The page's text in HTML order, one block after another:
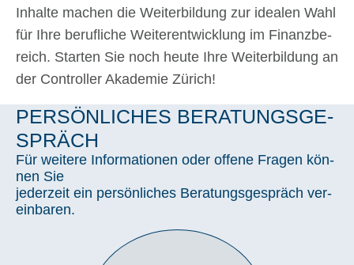
Inhal­te machen die Wei­ter­bil­dung zur idea­len Wahl
für Ihre beruf­li­che Wei­ter­ent­wick­lung im Finanz­be­
reich. Star­ten Sie noch heu­te Ihre Wei­ter­bil­dung an
der Con­trol­ler Aka­de­mie Zürich!
PER­SÖN­LI­CHES BERA­TUNGS­GE­
SPRÄCH
Für wei­te­re Infor­ma­tio­nen oder offe­ne Fra­gen kön­
nen Sie
jeder­zeit ein per­sön­li­ches Bera­tungs­ge­spräch ver­
ein­ba­ren.